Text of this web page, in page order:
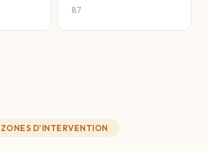
87
ZONES D'INTERVENTION